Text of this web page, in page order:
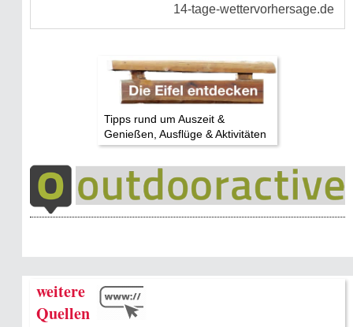
Tipps rund um Auszeit &
Genießen, Ausflüge & Aktivitäten
weitere
Quellen